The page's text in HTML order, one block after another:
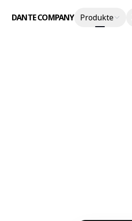
DANTE COMPANY Produkte